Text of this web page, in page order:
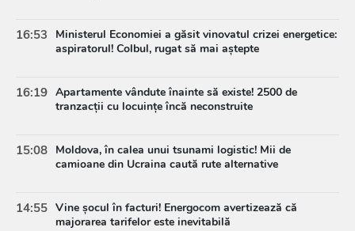
16:53
Ministerul Economiei a găsit vinovatul crizei energetice:
aspiratorul! Colbul, rugat să mai aștepte
16:19 Apartamente vândute înainte să existe! 2500 de
tranzacții cu locuințe încă neconstruite
15:08 Moldova, în calea unui tsunami logistic! Mii de
camioane din Ucraina caută rute alternative
14:55 Vine șocul în facturi! Energocom avertizează că
majorarea tarifelor este inevitabilă